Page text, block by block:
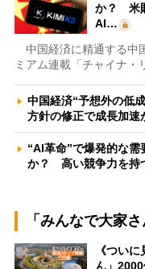
か？ 米
AI…
中国経済に精通する中
ミアム連載「チャイナ・
中国経済“予想外の低
方針の修正で成長加
“AI革命”で爆発的な
か？ 高い競争力を持
「みんなで大家
《つい
ん」